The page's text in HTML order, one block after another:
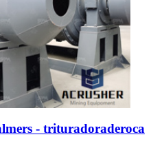
- trituradoraderoca